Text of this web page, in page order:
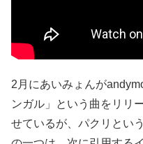
2月にあいみょんが
ンガル」という曲をリリ
せているが、パクリとい